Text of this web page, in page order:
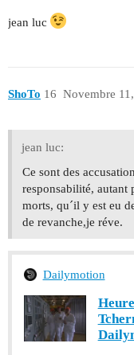
jean luc
ShoTo Novembre
16
jean luc:
Ce sont des
responsabilité, autant
morts, qu´il y est eu
de revanche,je réve.
Dailymotion